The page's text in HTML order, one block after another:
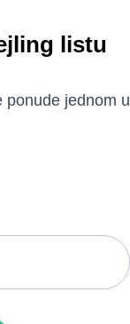
listu
ponude jednom u